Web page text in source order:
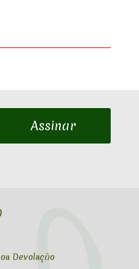
Assinar
Devolução